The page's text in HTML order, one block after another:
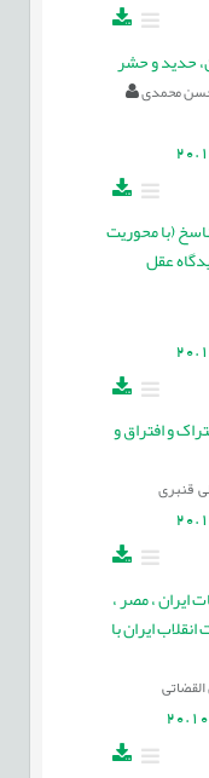
حدید و حشر
محمدی
(با محوریت
عقل
و افتراق و
قنبری
ایران ، مصر ،
ایران با